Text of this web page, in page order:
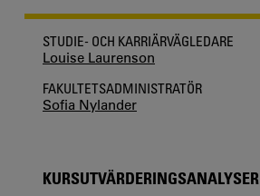
STUDIE- OCH KARRIÄRVÄGLEDARE
Louise Laurenson
FAKULTETSADMINISTRATÖR
Sofia Nylander
KURSUTVÄRDERINGSANALYSER